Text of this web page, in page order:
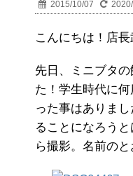
2015/10/07 2020/
こんにちは！店長
先日、ミニブタ
た！学生時代に
った事はありま
ることになろう
ら撮影。名前の